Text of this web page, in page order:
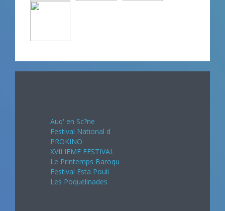
Auq' en Sc?ne
Festival National d
PROKINO
XVII IEME FESTIVAL
Le Printemps Baroqu
Festival Esta Pouli
Les Poquelinades